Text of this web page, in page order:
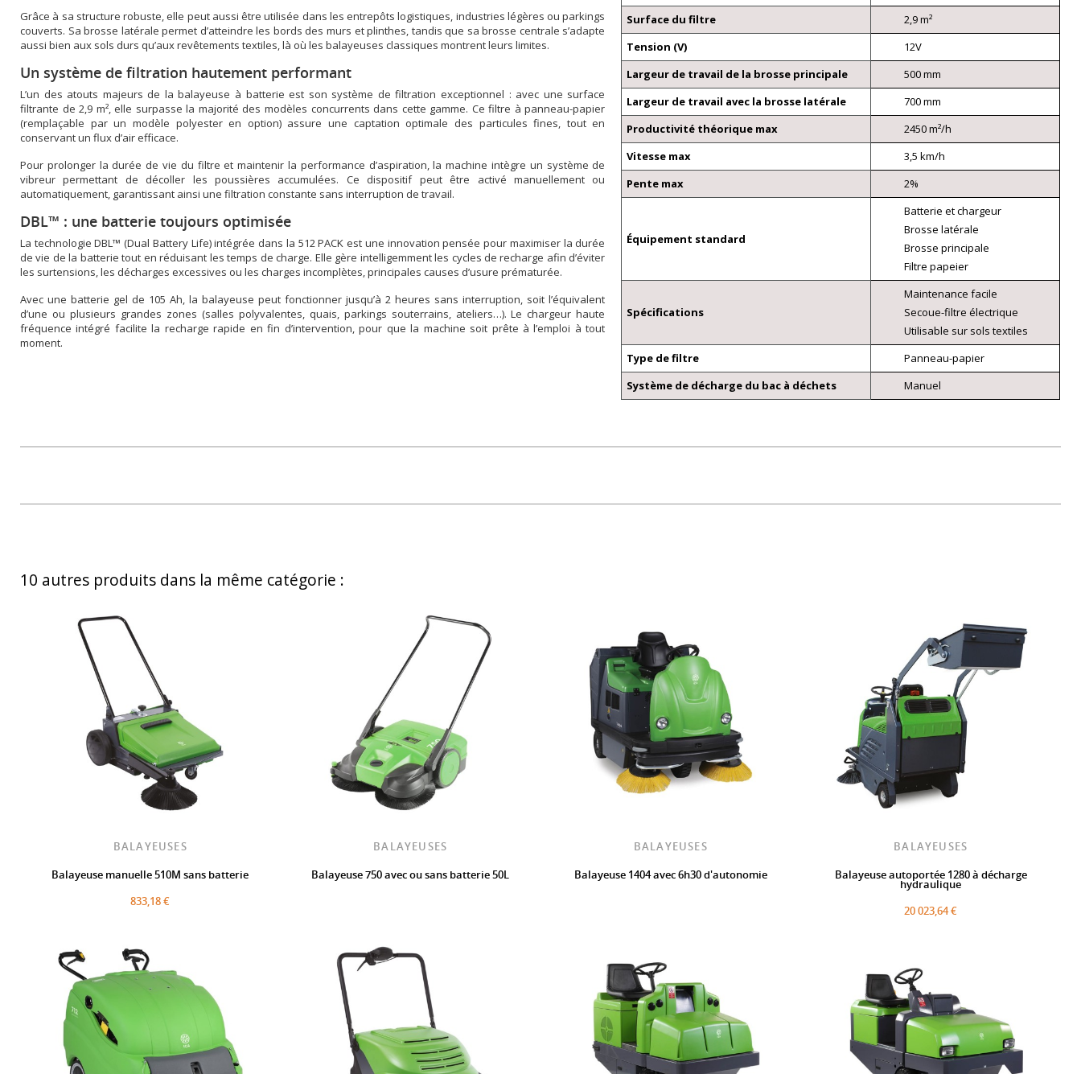
Grâce à sa structure robuste, elle peut aussi être utilisée dans les entrepôts logistiques, industries légères ou parkings
couverts. Sa brosse latérale permet d’atteindre les bords des murs et plinthes, tandis que sa brosse centrale s’adapte
aussi bien aux sols durs qu’aux revêtements textiles, là où les balayeuses classiques montrent leurs limites.
Un système de filtration hautement performant
L’un des atouts majeurs de la balayeuse à batterie est son système de filtration exceptionnel : avec une surface
filtrante de 2,9 m², elle surpasse la majorité des modèles concurrents dans cette gamme. Ce filtre à panneau-papier
(remplaçable par un modèle polyester en option) assure une captation optimale des particules fines, tout en
conservant un flux d’air efficace.
Pour prolonger la durée de vie du filtre et maintenir la performance d’aspiration, la machine intègre un système de
vibreur permettant de décoller les poussières accumulées. Ce dispositif peut être activé manuellement ou
automatiquement, garantissant ainsi une filtration constante sans interruption de travail.
DBL™ : une batterie toujours optimisée
La technologie DBL™ (Dual Battery Life) intégrée dans la 512 PACK est une innovation pensée pour maximiser la durée
de vie de la batterie tout en réduisant les temps de charge. Elle gère intelligemment les cycles de recharge afin d’éviter
les surtensions, les décharges excessives ou les charges incomplètes, principales causes d’usure prématurée.
Avec une batterie gel de 105 Ah, la balayeuse peut fonctionner jusqu’à 2 heures sans interruption, soit l’équivalent
d’une ou plusieurs grandes zones (salles polyvalentes, quais, parkings souterrains, ateliers…). Le chargeur haute
fréquence intégré facilite la recharge rapide en fin d’intervention, pour que la machine soit prête à l’emploi à tout
moment.
Surface du filtre
2,9 m²
Tension (V)
12V
Largeur de travail de la brosse principale
500 mm
Largeur de travail avec la brosse latérale
700 mm
Productivité théorique max
2450 m²/h
Vitesse max
3,5 km/h
Pente max
2%
Équipement standard
Batterie et chargeur
Brosse latérale
Brosse principale
Filtre papeier
Spécifications
Maintenance facile
Secoue-filtre électrique
Utilisable sur sols textiles
Type de filtre
Panneau-papier
Système de décharge du bac à déchets
Manuel
10 autres produits dans la même catégorie :
BALAYEUSES
Balayeuse manuelle 510M sans batterie
833,18 €
BALAYEUSES
Balayeuse 750 avec ou sans batterie 50L
BALAYEUSES
Balayeuse 1404 avec 6h30 d'autonomie
BALAYEUSES
Balayeuse autoportée 1280 à décharge
hydraulique
20 023,64 €